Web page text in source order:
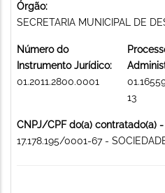
Órgão:
SECRETARIA MUNICIPAL DE
Número do
Instrumento Jurídico:
01.2011.2800.0001
13
CNPJ/CPF do(a) contratado(a)
17.178.195/0001-67 -